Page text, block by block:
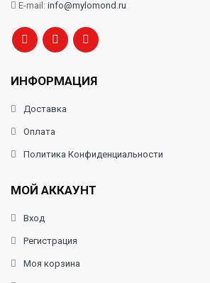
E-mail: info@mylomond.ru
ИНФОРМАЦИЯ
Доставка
Оплата
Политика Конфиденциальности
МОЙ АККАУНТ
Вход
Регистрация
Моя корзина